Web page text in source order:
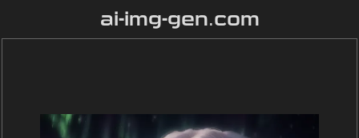
ai-img-gen.com